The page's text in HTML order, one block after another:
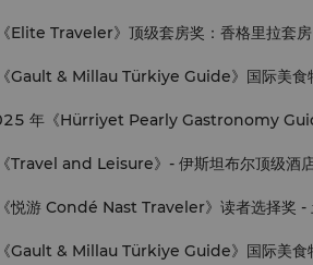
Elite Traveler》顶级套房奖：香格里拉套房
Gault & Millau Türkiye Guide》国际美食
年《Hürriyet Pearly Gastronomy
Travel and Leisure》- 伊斯坦布尔顶级酒店
游 Condé Nast Traveler》读者选择奖 -
Gault & Millau Türkiye Guide》国际美食